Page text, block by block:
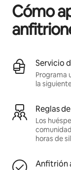
Cómo
Servicio
Programa
la
Reglas
Los
horas de
Anfitrión